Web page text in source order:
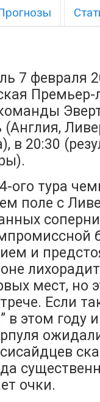
7 февраля
Премьер-
в 20:30
ого тура
поле с
и
мест, но
Если
в этом
очки.